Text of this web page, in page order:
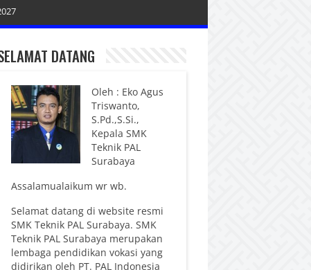
DATANG
Oleh : Eko Agus
Triswanto,
S.Pd.,S.Si.,
Kepala SMK
Teknik PAL
Surabaya
Assalamualaikum wr wb.
Selamat datang di website resmi
SMK Teknik PAL Surabaya. SMK
Teknik PAL Surabaya merupakan
lembaga pendidikan vokasi yang
didirikan oleh PT. PAL Indonesia